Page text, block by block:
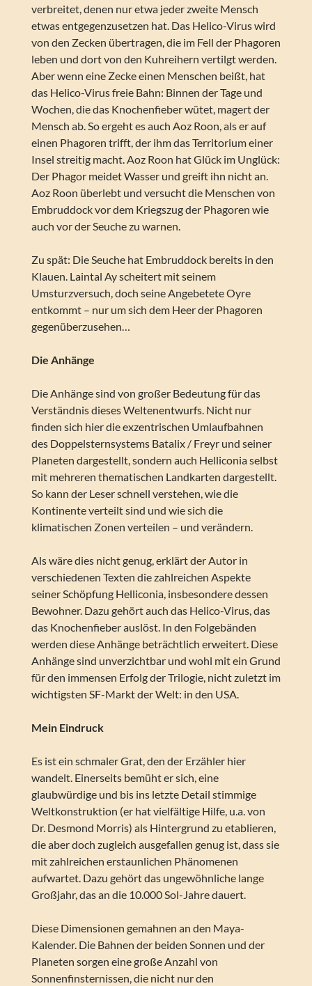
verbreitet, denen nur etwa jeder zweite Mensch
etwas entgegenzusetzen hat. Das Helico-Virus wird
von den Zecken übertragen, die im Fell der Phagoren
leben und dort von den Kuhreihern vertilgt werden.
Aber wenn eine Zecke einen Menschen beißt, hat
das Helico-Virus freie Bahn: Binnen der Tage und
Wochen, die das Knochenfieber wütet, magert der
Mensch ab. So ergeht es auch Aoz Roon, als er auf
einen Phagoren trifft, der ihm das Territorium einer
Insel streitig macht. Aoz Roon hat Glück im Unglück:
Der Phagor meidet Wasser und greift ihn nicht an.
Aoz Roon überlebt und versucht die Menschen von
Embruddock vor dem Kriegszug der Phagoren wie
auch vor der Seuche zu warnen.
Zu spät: Die Seuche hat Embruddock bereits in den
Klauen. Laintal Ay scheitert mit seinem
Umsturzversuch, doch seine Angebetete Oyre
entkommt – nur um sich dem Heer der Phagoren
gegenüberzusehen…
Die Anhänge
Die Anhänge sind von großer Bedeutung für das
Verständnis dieses Weltenentwurfs. Nicht nur
finden sich hier die exzentrischen Umlaufbahnen
des Doppelsternsystems Batalix / Freyr und seiner
Planeten dargestellt, sondern auch Helliconia selbst
mit mehreren thematischen Landkarten dargestellt.
So kann der Leser schnell verstehen, wie die
Kontinente verteilt sind und wie sich die
klimatischen Zonen verteilen – und verändern.
Als wäre dies nicht genug, erklärt der Autor in
verschiedenen Texten die zahlreichen Aspekte
seiner Schöpfung Helliconia, insbesondere dessen
Bewohner. Dazu gehört auch das Helico-Virus, das
das Knochenfieber auslöst. In den Folgebänden
werden diese Anhänge beträchtlich erweitert. Diese
Anhänge sind unverzichtbar und wohl mit ein Grund
für den immensen Erfolg der Trilogie, nicht zuletzt im
wichtigsten SF-Markt der Welt: in den USA.
Mein Eindruck
Es ist ein schmaler Grat, den der Erzähler hier
wandelt. Einerseits bemüht er sich, eine
glaubwürdige und bis ins letzte Detail stimmige
Weltkonstruktion (er hat vielfältige Hilfe, u.a. von
Dr. Desmond Morris) als Hintergrund zu etablieren,
die aber doch zugleich ausgefallen genug ist, dass sie
mit zahlreichen erstaunlichen Phänomenen
aufwartet. Dazu gehört das ungewöhnliche lange
Großjahr, das an die 10.000 Sol-Jahre dauert.
Diese Dimensionen gemahnen an den Maya-
Kalender. Die Bahnen der beiden Sonnen und der
Planeten sorgen eine große Anzahl von
Sonnenfinsternissen, die nicht nur den